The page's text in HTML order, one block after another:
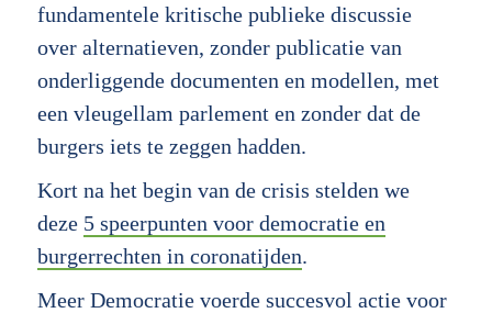
fundamentele kritische publieke discussie
over alternatieven, zonder publicatie van
onderliggende documenten en modellen, met
een vleugellam parlement en zonder dat de
burgers iets te zeggen hadden.
Kort na het begin van de crisis stelden we
deze 5 speerpunten voor democratie en
burgerrechten in coronatijden.
Meer Democratie voerde succesvol actie voor